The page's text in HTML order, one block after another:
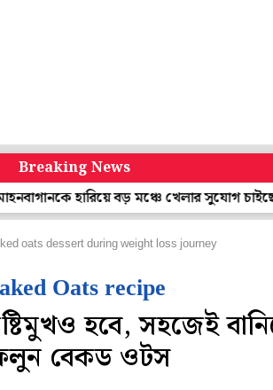
Breaking News
বড় মঞ্চে খেলার সুযোগ চাইছেন রবি-
oats dessert during weight loss journey
Oats recipe
হবে, সহজেই
বেকড ওটস